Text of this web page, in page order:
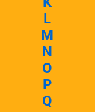
L
M
N
O
P
Q